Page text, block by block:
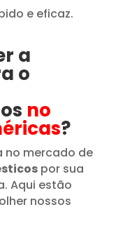
e eficaz.
a
o
no
?
mercado de
por sua
Aqui estão
nossos